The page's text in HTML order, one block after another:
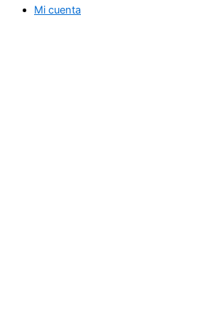
Mi cuenta